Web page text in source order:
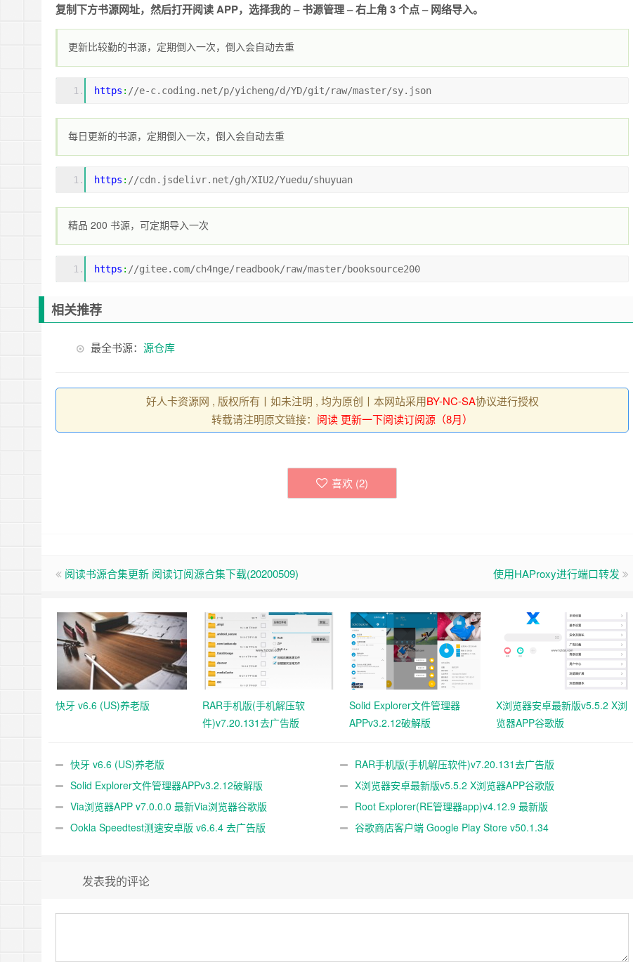
复制下方书源网址，然后打开阅读 APP，选择我的 – 书源管理 – 右上角 3 个点 – 网络导入。
更新比较勤的书源，定期倒入一次，倒入会自动去重
https : //e-c.coding.net/p/yicheng/d/YD/git/raw/master/sy.json
每日更新的书源，定期倒入一次，倒入会自动去重
https : //cdn.jsdelivr.net/gh/XIU2/Yuedu/shuyuan
精品 200 书源，可定期导入一次
https : //gitee.com/ch4nge/readbook/raw/master/booksource200
相关推荐
最全书源： 源仓库
好人卡资源网 , 版权所有丨如未注明 , 均为原创丨本网站采用BY-NC-SA协议进行授权
转载请注明原文链接： 阅读 更新一下阅读订阅源（8月）
喜欢 (2)
阅读书源合集更新 阅读订阅源合集下载(20200509) 使用HAProxy进行端口转发
快牙 v6.6 (US)养老版
RAR手机版(手机解压软
件)v7.20.131去广告版
Solid Explorer文件管理器
APPv3.2.12破解版
X浏览器安卓最新版v5.5.2 X浏
览器APP谷歌版
快牙 v6.6 (US)养老版
RAR手机版(手机解压软件)v7.20.131去广告版
Solid Explorer文件管理器APPv3.2.12破解版
X浏览器安卓最新版v5.5.2 X浏览器APP谷歌版
Via浏览器APP v7.0.0.0 最新Via浏览器谷歌版
Root Explorer(RE管理器app)v4.12.9 最新版
Ookla Speedtest测速安卓版 v6.6.4 去广告版
谷歌商店客户端 Google Play Store v50.1.34
发表我的评论